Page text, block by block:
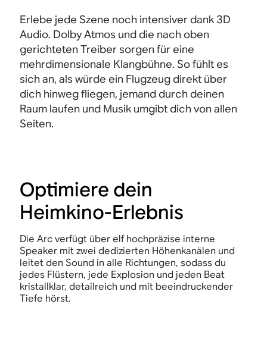
Erlebe jede Szene noch intensiver dank 3D
Audio. Dolby Atmos und die nach oben
gerichteten Treiber sorgen für eine
mehrdimensionale Klangbühne. So fühlt es
sich an, als würde ein Flugzeug direkt über
dich hinweg fliegen, jemand durch deinen
Raum laufen und Musik umgibt dich von allen
Seiten.
Optimiere dein
Heimkino-Erlebnis
Die Arc verfügt über elf hochpräzise interne
Speaker mit zwei dedizierten Höhenkanälen und
leitet den Sound in alle Richtungen, sodass du
jedes Flüstern, jede Explosion und jeden Beat
kristallklar, detailreich und mit beeindruckender
Tiefe hörst.